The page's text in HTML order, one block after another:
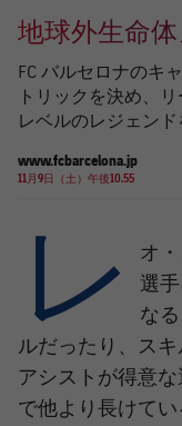
結果
順位表
スケジュー
チケット
結果
PLUSICON
トップチーム
plusicon
スケジュール
結果
PLUSICON
スケジュー
チケット
結果
地球外生命
FC バルセロナのキ
トリックを決め、
レベルのレジェン
www.fcbarcelona.jp
11月9日（土）午後10.55
レ オ
選
な
ルだったり、ス
アシストが得意
で他より長けて